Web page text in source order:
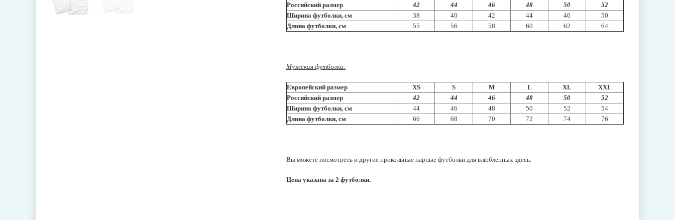
Российский размер
42 44 46 48 50
52
Ширина футболки, см
38 40 42 44 46
50
Длина футболки, см
55 56 58 60 62 64
Мужская футболка:
Европейский размер XS S M L XL
XXL
Российский размер
42 44 46 48 50
52
Ширина футболки, см
44 46 48 50 52
54
Длина футболки, см
66 68 70 72 74 76
Вы можете посмотреть и другие прикольные парные футболки для влюбленных здесь.
Цена указана за 2 футболки.